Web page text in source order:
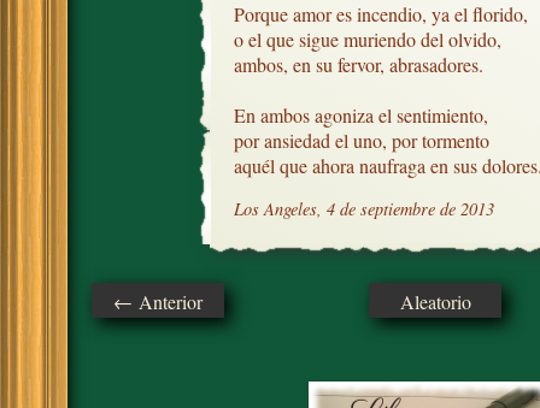
Porque amor es incendio, ya el florido,
o el que sigue muriendo del olvido,
ambos, en su fervor, abrasadores.
En ambos agoniza el sentimiento,
por ansiedad el uno, por tormento
aquél que ahora naufraga en sus
Los Angeles, 4 de septiembre de 2013
← Anterior Aleatorio